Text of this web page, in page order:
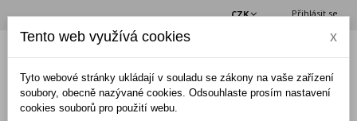
Přihlásit se
CZK
Tento web využívá cookies x
Tyto webové stránky ukládají v souladu se zákony na vaše zařízení
soubory, obecně nazývané cookies. Odsouhlaste prosím nastavení
cookies souborů pro použití webu.